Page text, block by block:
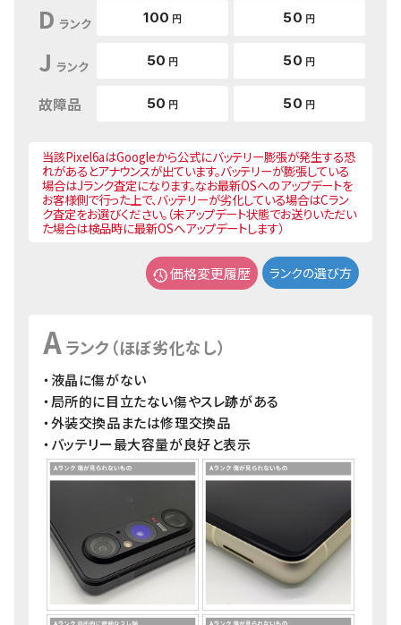
D ランク 100 円 50 円
J ランク 50 円 50 円
故障品 50 円 50 円
当該Pixel6aはGoogleから公式にバッテリー膨張が発生する恐
れがあるとアナウンスが出ています。バッテリーが膨張している
場合はJランク査定になります。なお最新OSへのアップデートを
お客様側で行った上で、バッテリーが劣化している場合はCラン
ク査定をお選びください。（未アップデート状態でお送りいただい
た場合は検品時に最新OSへアップデートします）
価格変更履歴 ランクの選び方
Aランク（ほぼ劣化なし）
・液晶に傷がない
・局所的に目立たない傷やスレ跡がある
・外装交換品または修理交換品
・バッテリー最大容量が良好と表示